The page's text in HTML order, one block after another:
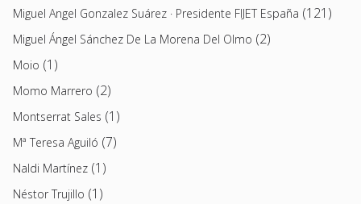
Miguel Angel Gonzalez Suárez · Presidente FIJET España (121)
Miguel Ángel Sánchez De La Morena Del Olmo (2)
Moio (1)
Momo Marrero (2)
Montserrat Sales (1)
Mª Teresa Aguiló (7)
Naldi Martínez (1)
Néstor Trujillo (1)